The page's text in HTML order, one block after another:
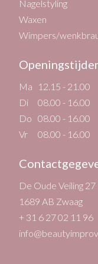
Nagelstyling
Waxen
Wimpers/
Ma
12.15 - 21.00
Di
08.00 - 16.00
Do 08.00 - 16.00
Vr
08.00 - 16.00
De Oude Veiling 27
1689 AB Zwaag
+ 31 6 27 02 11 96